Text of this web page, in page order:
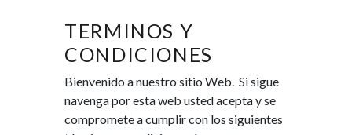
TERMINOS Y
CONDICIONES
Bienvenido anuestro sitio Web.Si sigue
navenga por esta webustedaceptay se
compromete a cumplircon los siguientes